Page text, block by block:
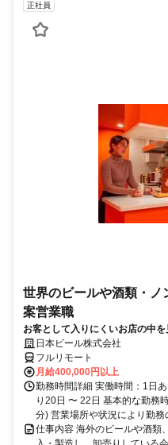
正社員
世界のビールや酒類・ノ
案営業職
お客として入りにくいお店の中を
日本ビール株式会社
フルリモート
月給400,000円以上
勤務時間詳細 実働時間：1日
り20日 〜 22日 基本的な勤務
分) 営業場所や状況により勤
仕事内容 海外のビールや酒類